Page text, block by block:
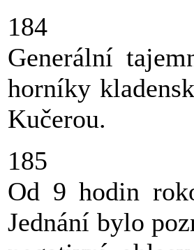
184
Generální
horníky
Kučerou.
185
Od 9 hodin
Jednání bylo